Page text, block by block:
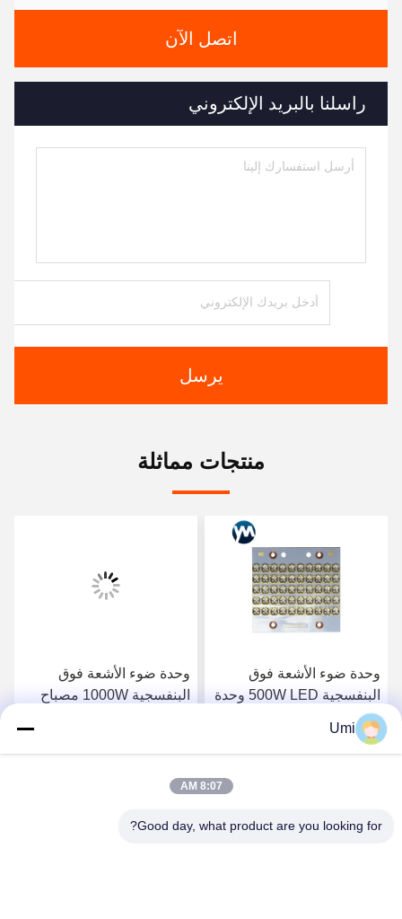
اتصل الآن
راسلنا بالبريد الإلكتروني
يرسل
منتجات مماثلة
وحدة ضوء الأشعة فوق
البنفسجية 500W LED وحدة
Cooling UV LED 395nm
احصل على افضل سعر
وحدة ضوء الأشعة فوق
البنفسجية 1000W مصباح
فوق البنفسجية لعلاج الفرن
احصل على افضل سعر
Umi
8:07 AM
Good day, what product are you looking for?